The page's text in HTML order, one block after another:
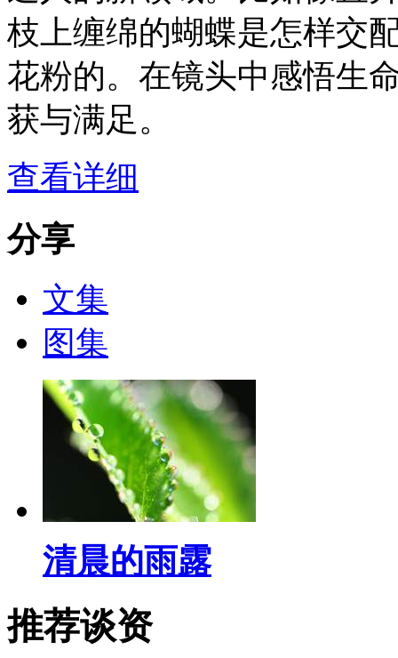
枝上缠绵的蝴蝶是怎样交
花粉的。在镜头中感悟生
获与满足。
查看详细
分享
文集
图集
清晨的雨露
推荐谈资